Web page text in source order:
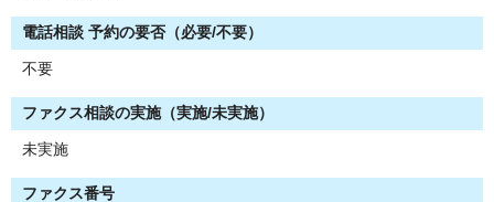
電話相談 予約の要否（必要/不要）
不要
ファクス相談の実施（実施/未実施）
未実施
ファクス番号